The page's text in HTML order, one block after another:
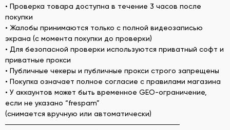
• Проверка товара доступна в течение 3 часов после
покупки
• Жалобы принимаются только с полной видеозаписью
экрана (с момента покупки до проверки)
• Для безопасной проверки используются приватный софт и
приватные прокси
• Публичные чекеры и публичные прокси строго запрещены
• Покупка означает полное согласие с правилами магазина
• У аккаунтов может быть временное GEO-ограничение,
если не указано “frespam”
(снимается вручную или автоматически)
──────────────────────────────────